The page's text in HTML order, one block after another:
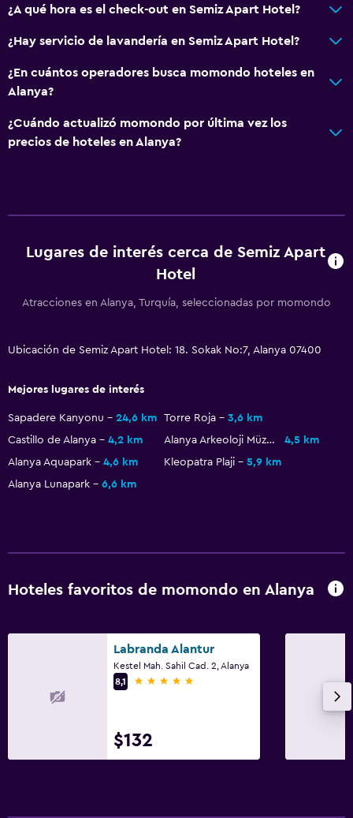
¿A qué hora es el check-out en Semiz Apart Hotel?
¿Hay servicio de lavandería en Semiz Apart Hotel?
¿En cuántos operadores busca momondo hoteles en
Alanya?
¿Cuándo actualizó momondo por última vez los
precios de hoteles en Alanya?
Lugares de interés cerca de Semiz Apart
Hotel
Atracciones en Alanya, Turquía, seleccionadas por momondo
Ubicación de Semiz Apart Hotel: 18. Sokak No:7, Alanya 07400
Mejores lugares de interés
Sapadere Kanyonu 24,6 km Torre Roja
3,6 km
Castillo de Alanya
4,2 km Alanya Arkeoloji Müzesi
4,5 km
Alanya Aquapark
4,6 km Kleopatra Plaji
5,9 km
Alanya Lunapark
6,6 km
Hoteles favoritos de momondo en Alanya
Labranda Alantur
Kestel Mah. Sahil Cad. 2, Alanya
8,1
5 estrellas
$132